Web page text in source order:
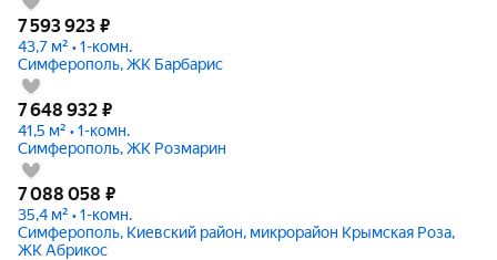
7 593 923 ₽
43,7 м² • 1-комн.
Симферополь, ЖК Барбарис
7 648 932 ₽
41,5 м² • 1-комн.
Симферополь, ЖК Розмарин
7 088 058 ₽
35,4 м² • 1-комн.
Симферополь, Киевский район, микрорайон Крымская Роза,
ЖК Абрикос